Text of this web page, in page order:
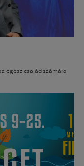
egész család számára